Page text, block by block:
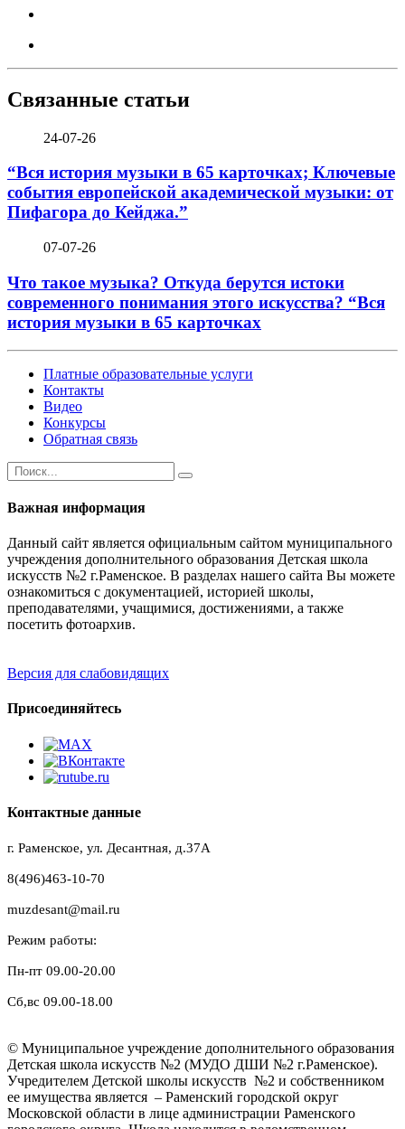
Связанные статьи
24-07-26
“Вся история музыки в 65 карточках; Ключевые
события европейской академической музыки: от
Пифагора до Кейджа.”
07-07-26
Что такое музыка? Откуда берутся истоки
современного понимания этого искусства? “Вся
история музыки в 65 карточках
Платные образовательные услуги
Контакты
Видео
Конкурсы
Обратная связь
Важная информация
Данный сайт является официальным сайтом муниципального
учреждения дополнительного образования Детская школа
искусств №2 г.Раменское. В разделах нашего сайта Вы можете
ознакомиться с документацией, историей школы,
преподавателями, учащимися, достижениями, а также
посетить фотоархив.
Версия для слабовидящих
Присоединяйтесь
Контактные данные
г. Раменское, ул. Десантная, д.37A
8(496)463-10-70
muzdesant@mail.ru
Режим работы:
Пн-пт 09.00-20.00
Сб,вс 09.00-18.00
© Муниципальное учреждение дополнительного образования
Детская школа искусств №2 (МУДО ДШИ №2 г.Раменское).
Учредителем Детской школы искусств №2 и собственником
ее имущества является – Раменский городской округ
Московской области в лице администрации Раменского